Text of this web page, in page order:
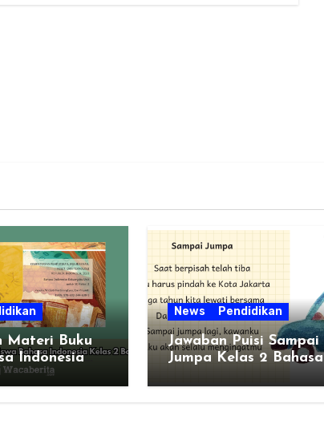
Materi Buku
Indonesia
2
News Pendidikan
Jawaban Puisi Sampai
Jumpa Kelas 2 Bahasa